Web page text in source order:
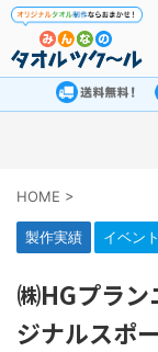
HOME >
製作実績 イベン
㈱HGプラン
ジナルスポ